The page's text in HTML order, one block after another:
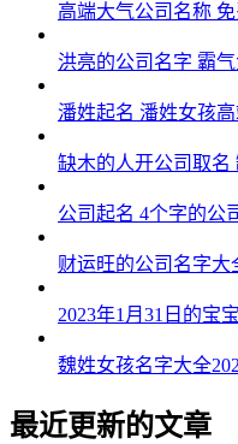
高端大气公司名称
洪亮的公司名字 霸
潘姓起名 潘姓女孩
缺木的人开公司取名
公司起名 4个字的公
财运旺的公司名字大
2023年1月31日的宝
魏姓女孩名字大全
最近更新的文章